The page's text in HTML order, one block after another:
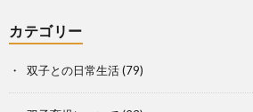
カテゴリー
双子との日常生活(79)